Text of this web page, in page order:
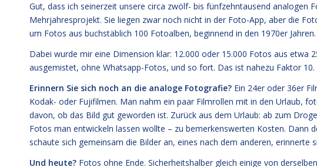
Gut, dass ich seinerzeit unsere circa zwölf- bis fünfzehntausend analogen
Mehrjahresprojekt. Sie liegen zwar noch nicht in der Foto-App, aber die
um Fotos aus buchstäblich 100 Fotoalben, beginnend in den 1970er
Dabei wurde mir eine Dimension klar: 12.000 oder 15.000 Fotos aus etwa
ausgemistet, ohne Whatsapp-Fotos, und so fort. Das ist nahezu Faktor 10.
Erinnern Sie sich noch an die analoge Fotografie? Ein 24er oder 36er
Kodak- oder Fujifilmen. Man nahm ein paar Filmrollen mit in den Urlaub,
davon, ob das Bild gut geworden ist. Zurück aus dem Urlaub: ab zum
Fotos man entwickeln lassen wollte – zu bemerkenswerten Kosten. Dann
schaute sich gemeinsam die Bilder an, eines nach dem anderen, erinnerte
Und heute? Fotos ohne Ende. Sicherheitshalber gleich einige von